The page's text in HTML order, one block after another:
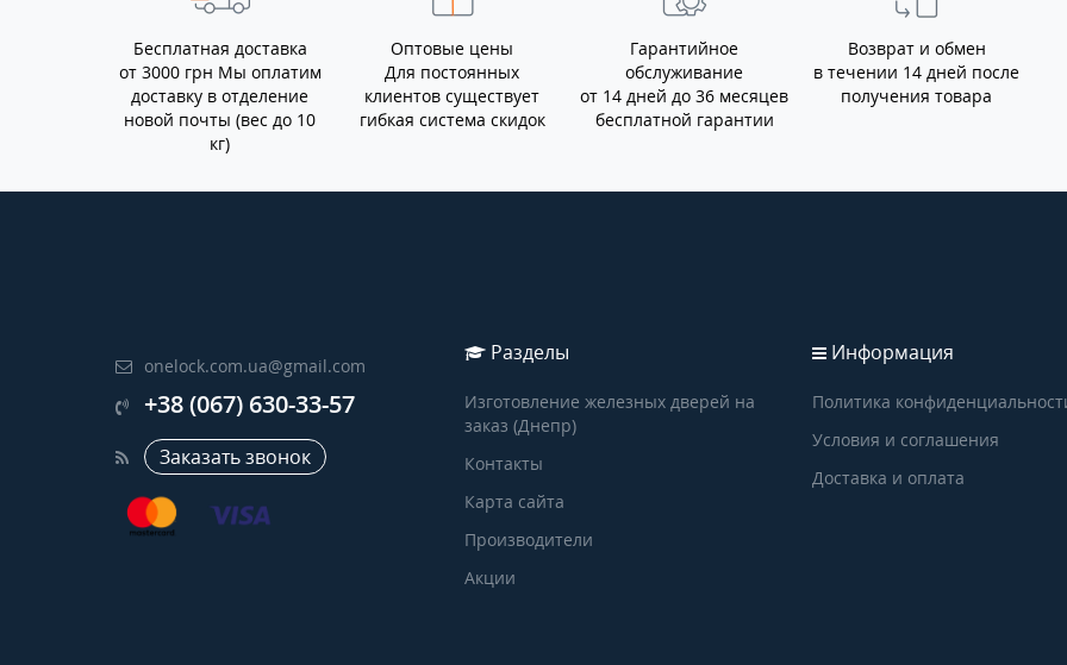
Бесплатная доставка
от 3000 грн Мы оплатим
доставку в отделение
новой почты (вес до 10
кг)
Оптовые цены
Для постоянных
клиентов существует
гибкая система скидок
Гарантийное
обслуживание
от 14 дней до 36 месяцев
бесплатной гарантии
Возврат и обмен
в течении 14 дней после
получения товара
onelock.com.ua@gmail.com
+38 (067) 630-33-57
Заказать звонок
Разделы
Изготовление железных дверей на
заказ (Днепр)
Контакты
Карта сайта
Производители
Акции
Информация
Политика
Условия и соглашения
Доставка и оплата